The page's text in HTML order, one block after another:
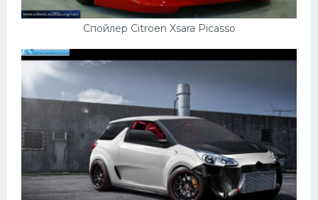
Спойлер Citroen Xsara Picasso